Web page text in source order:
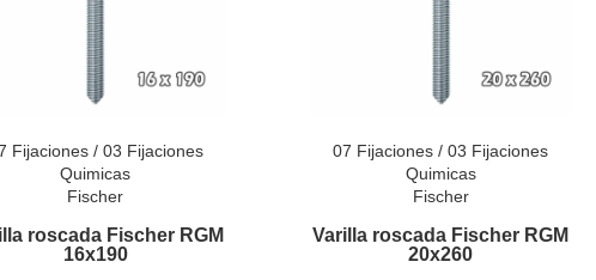
Fijaciones/ 03 Fijaciones
Quimicas
Fischer
roscada Fischer RGM
16x190
07 Fijaciones /03 Fijaciones
Quimicas
Fischer
Varilla roscada Fischer RGM
20x260